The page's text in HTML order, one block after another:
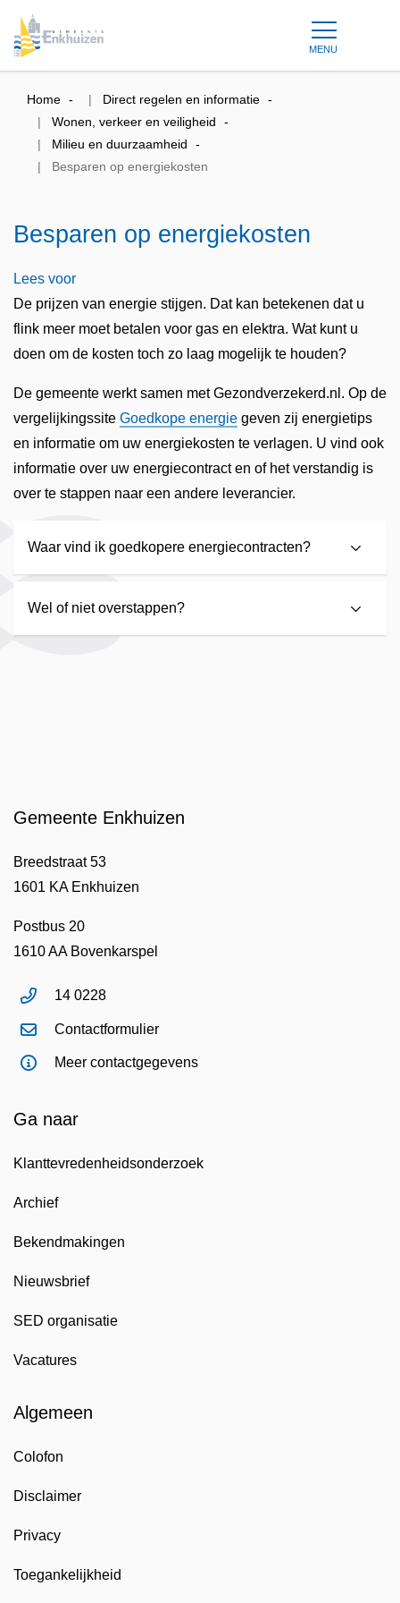
MENU
Home
Direct regelen en informatie
Wonen, verkeer en veiligheid
Milieu en duurzaamheid
Besparen op energiekosten
Besparen op energiekosten
Lees voor
De prijzen van energie stijgen. Dat kan betekenen dat u
flink meer moet betalen voor gas en elektra. Wat kunt u
doen om de kosten toch zo laag mogelijk te houden?
De gemeente werkt samen met Gezondverzekerd.nl. Op de
vergelijkingssite Goedkope energie geven zij energietips
en informatie om uw energiekosten te verlagen. U vind ook
informatie over uw energiecontract en of het verstandig is
over te stappen naar een andere leverancier.
Waar vind ik goedkopere energiecontracten?
Wel of niet overstappen?
Gemeente Enkhuizen
Breedstraat 53
1601 KA Enkhuizen
Postbus 20
1610 AA Bovenkarspel
14 0228
Contactformulier
Meer contactgegevens
Ga naar
Klanttevredenheidsonderzoek
Archief
Bekendmakingen
Nieuwsbrief
SED organisatie
Vacatures
Algemeen
Colofon
Disclaimer
Privacy
Toegankelijkheid